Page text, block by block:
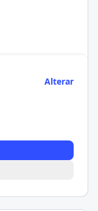
Alterar